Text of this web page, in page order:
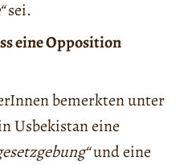
sei.
eine Opposition
bemerkten unter
Usbekistan eine
und eine